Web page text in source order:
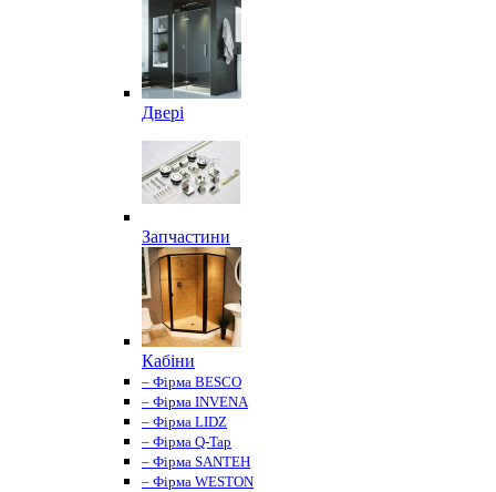
Двері
Запчастини
Кабіни
– Фірма BESCO
– Фірма INVENA
– Фірма LIDZ
– Фірма Q-Tap
– Фірма SANTEH
– Фірма WESTON